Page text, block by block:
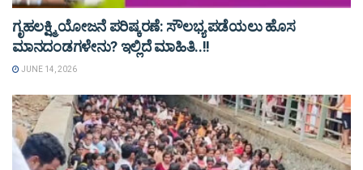
ಗೃಹಲಕ್ಷ್ಮಿ ಯೋಜನೆ ಪರಿಷ್ಕರಣೆ: ಸೌಲಭ್ಯ ಪಡೆಯಲು ಹೊಸ
ಮಾನದಂಡಗಳೇನು? ಇಲ್ಲಿದೆ ಮಾಹಿತಿ..!!
JUNE 14, 2026